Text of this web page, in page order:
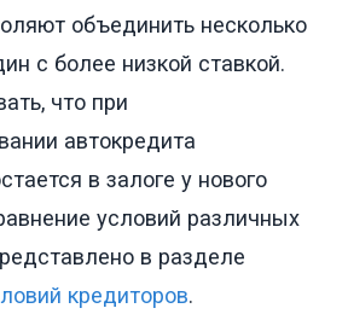
объединить несколько
с более низкой ставкой.
что при
автокредита
в залоге у нового
условий различных
в разделе
кредиторов.